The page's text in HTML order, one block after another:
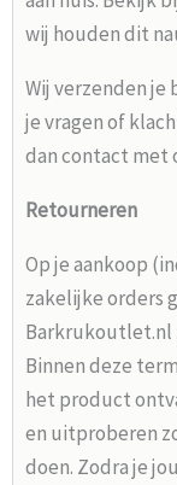
wij houden dit
Wij verzenden je
je vragen of
dan contact met
Retourneren
Op je aankoop
zakelijke orders
Barkrukoutlet.nl
Binnen deze
het product
en uitproberen
doen. Zodra je